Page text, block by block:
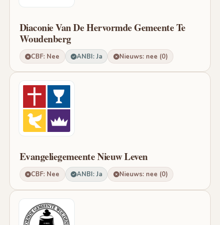
Diaconie Van De Hervormde Gemeente Te
Woudenberg
CBF: Nee ANBI: Ja Nieuws: nee (0)
Evangeliegemeente Nieuw Leven
CBF: Nee ANBI: Ja Nieuws: nee (0)